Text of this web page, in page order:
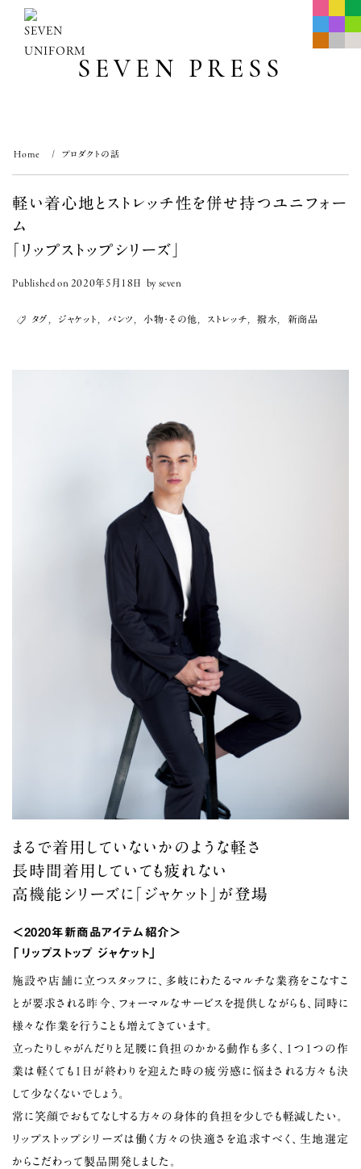
content
SEVEN PRESS
Home プロダクトの話
軽い着心地とストレッチ性を併せ持つユニフォー
ム
「リップストップシリーズ」
Published on 2020年5月18日 by seven
タグ , ジャケット , パンツ , 小物･その他, ストレッチ, 撥水, 新商品
まるで着用していないかのような軽さ
長時間着用していても疲れない
高機能シリーズに「ジャケット」が登場
＜2020年新商品アイテム紹介＞
「リップストップ ジャケット」
施設や店舗に立つスタッフに、多岐にわたるマルチな業務をこなすこ
とが要求される昨今、フォーマルなサービスを提供しながらも、同時に
様々な作業を行うことも増えてきています。
立ったりしゃがんだりと足腰に負担のかかる動作も多く、１つ１つの作
業は軽くても１日が終わりを迎えた時の疲労感に悩まされる方々も決
して少なくないでしょう。
常に笑顔でおもてなしする方々の身体的負担を少しでも軽減したい。
リップストップシリーズは働く方々の快適さを追求すべく、生地選定
からこだわって製品開発しました。